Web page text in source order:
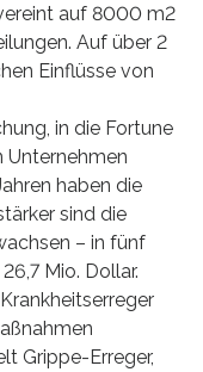
auf 8000 m2
Auf über 2
Einflüsse von
in die Fortune
Unternehmen
haben die
sind die
– in fünf
Mio. Dollar.
Grippe-Erreger,